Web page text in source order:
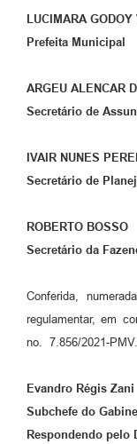
LUCIMARA
Prefeita Municipal
ARGEU ALENCAR
Secretário de
IVAIR NUNES
Secretário de
ROBERTO BOSSO
Secretário da
Conferida,
regulamentar, em
no. 7.856/2021-PMV.
Evandro Régis Zani
Subchefe do
Respondendo pelo